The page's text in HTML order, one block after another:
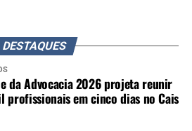
DESTAQUES
da Advocacia 2026 projeta reunir
profissionais em cinco dias no Cais